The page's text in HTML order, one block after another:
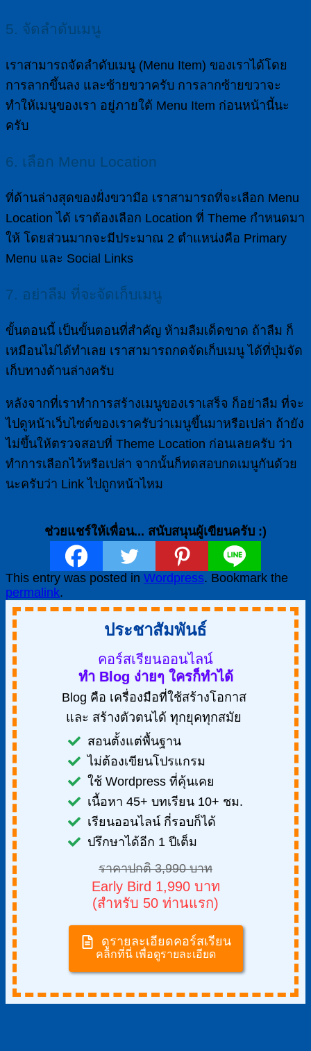
5. จัดลำดับเมนู
เราสามารถจัดลำดับเมนู (Menu Item) ของเราได้โดย
การลากขึ้นลง และซ้ายขวาครับ การลากซ้ายขวาจะ
ทำให้เมนูของเรา อยู่ภายใต้ Menu Item ก่อนหน้านี้นะ
ครับ
6. เลือก Menu Location
ที่ด้านล่างสุดของฝั่งขวามือ เราสามารถที่จะเลือก Menu
Location ได้ เราต้องเลือก Location ที่ Theme กำหนดมา
ให้ โดยส่วนมากจะมีประมาณ 2 ตำแหน่งคือ Primary
Menu และ Social Links
7. อย่าลืม ที่จะจัดเก็บเมนู
ขั้นตอนนี้ เป็นขั้นตอนที่สำคัญ ห้ามลืมเด็ดขาด ถ้าลืม ก็
เหมือนไม่ได้ทำเลย เราสามารถกดจัดเก็บเมนู ได้ที่ปุ่มจัด
เก็บทางด้านล่างครับ
หลังจากที่เราทำการสร้างเมนูของเราเสร็จ ก็อย่าลืม ที่จะ
ไปดูหน้าเว็บไซต์ของเราครับว่าเมนูขึ้นมาหรือเปล่า ถ้ายัง
ไม่ขึ้นให้ตรวจสอบที่ Theme Location ก่อนเลยครับ ว่า
ทำการเลือกไว้หรือเปล่า จากนั้นก็ทดสอบกดเมนูกันด้วย
นะครับว่า Link ไปถูกหน้าไหม
ช่วยแชร์ให้เพื่อน... สนับสนุนผู้เขียนครับ :)
This entry was posted in Wordpress. Bookmark the
permalink.
ประชาสัมพันธ์
คอร์สเรียนออนไลน์
ทำ Blog ง่ายๆ ใครก็ทำได้
Blog คือ เครื่องมือที่ใช้สร้างโอกาส
และ สร้างตัวตนได้ ทุกยุคทุกสมัย
สอนตั้งแต่พื้นฐาน
ไม่ต้องเขียนโปรแกรม
ใช้ Wordpress ที่คุ้นเคย
เนื้อหา 45+ บทเรียน 10+ ชม.
เรียนออนไลน์ กี่รอบก็ได้
ปรึกษาได้อีก 1 ปีเต็ม
ราคาปกติ 3,990 บาท
Early Bird 1,990 บาท
(สำหรับ 50 ท่านแรก)
ดูรายละเอียดคอร์สเรียน
คลิกที่นี่ เพื่อดูรายละเอียด